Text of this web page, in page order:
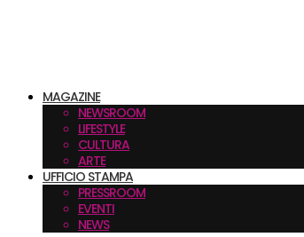
MAGAZINE
NEWSROOM
LIFESTYLE
CULTURA
ARTE
UFFICIO STAMPA
PRESSROOM
EVENTI
NEWS